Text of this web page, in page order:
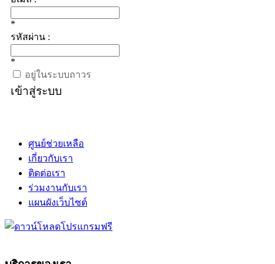
*
รหัสผ่าน :
*
อยู่ในระบบถาวร
เข้าสู่ระบบ
ศูนย์ช่วยเหลือ
เกี่ยวกับเรา
ติดต่อเรา
ร่วมงานกับเรา
แผนผังเว็บไซต์